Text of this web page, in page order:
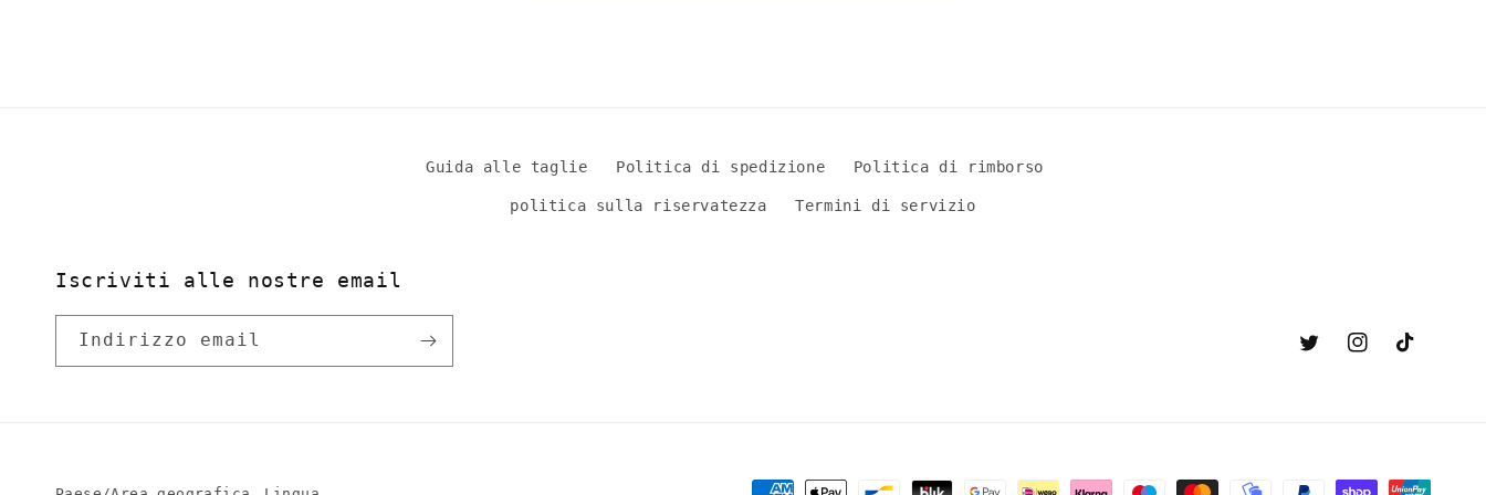
Guida alle taglie Politica di spedizione Politica di rimborso
politica sulla riservatezza Termini di servizio
Iscriviti alle nostre email
Indirizzo email
TwitterInstagram
TikTok